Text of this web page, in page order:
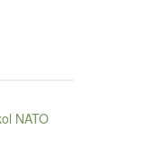
NATO